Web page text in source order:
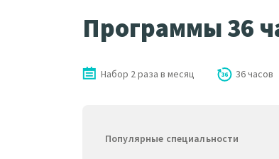
Программы 36
Набор 2 раза в месяц 36 часов
Популярные специальности